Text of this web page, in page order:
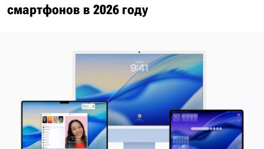
смартфонов в 2026 году